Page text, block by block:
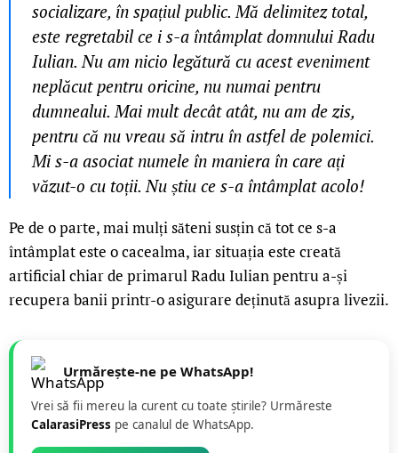
socializare, în spațiul public. Mă delimitez total,
este regretabil ce i s-a întâmplat domnului Radu
Iulian. Nu am nicio legătură cu acest eveniment
neplăcut pentru oricine, nu numai pentru
dumnealui. Mai mult decât atât, nu am de zis,
pentru că nu vreau să intru în astfel de polemici.
Mi s-a asociat numele în maniera în care ați
văzut-o cu toții. Nu știu ce s-a întâmplat acolo!
Pe de o parte, mai mulți săteni susțin că tot ce s-a
întâmplat este o cacealma, iar situația este creată
artificial chiar de primarul Radu Iulian pentru a-și
recupera banii printr-o asigurare deținută asupra livezii.
Urmărește-ne pe WhatsApp!
Vrei să fii mereu la curent cu toate știrile? Urmăreste
CalarasiPress pe canalul de WhatsApp.